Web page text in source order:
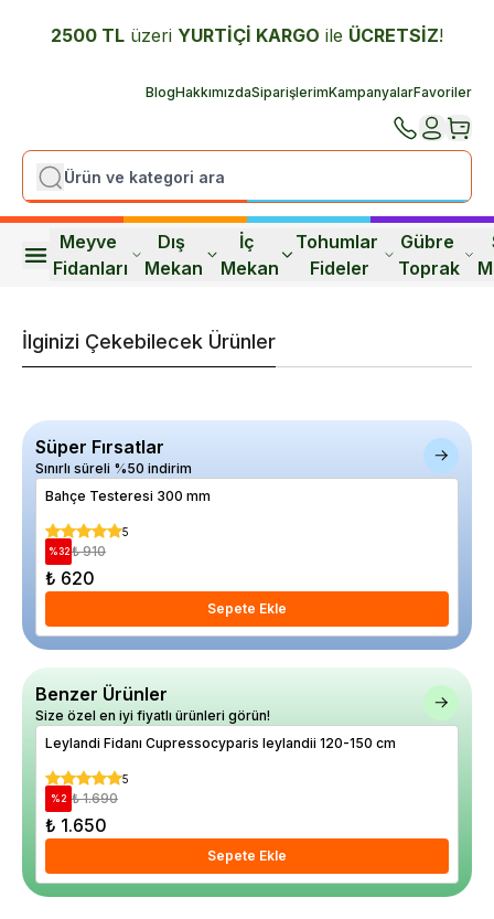
2500 TL üzeri YURTİÇİ KARGO ile ÜCRETSİZ!
BlogHakkımızdaSiparişlerimKampanyalarFavoriler
Meyve
Fidanları
Dış
Mekan
İç
Mekan
Tohumlar
Fideler
Gübre
Toprak
İlginizi Çekebilecek Ürünler
Süper Fırsatlar
Sınırlı süreli %50 indirim
Bahçe Testeresi 300 mm
5
%32 ₺ 910
₺ 620
Sepete Ekle
Benzer Ürünler
Size özel en iyi fiyatlı ürünleri görün!
Leylandi Fidanı Cupressocyparis leylandii 120-150 cm
5
%2 ₺ 1.690
₺ 1.650
Sepete Ekle